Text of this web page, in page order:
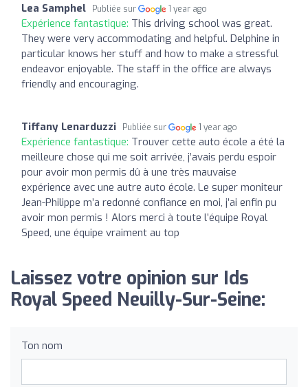
Lea Samphel Publiée sur 1 year ago
Expérience fantastique: This driving school was great.
They were very accommodating and helpful. Delphine in
particular knows her stuff and how to make a stressful
endeavor enjoyable. The staff in the office are always
friendly and encouraging.
Tiffany Lenarduzzi Publiée sur 1 year ago
Expérience fantastique: Trouver cette auto école a été la
meilleure chose qui me soit arrivée, j’avais perdu espoir
pour avoir mon permis dû à une très mauvaise
expérience avec une autre auto école. Le super moniteur
Jean-Philippe m’a redonné confiance en moi, j’ai enfin pu
avoir mon permis ! Alors merci à toute l’équipe Royal
Speed, une équipe vraiment au top
Laissez votre opinion sur Ids
Royal Speed Neuilly-Sur-Seine:
Ton nom